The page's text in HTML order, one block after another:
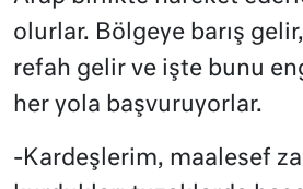
olurlar. Bölgeye barış
refah gelir ve işte bunu
her yola başvuruyorlar.
-Kardeşlerim, maalesef